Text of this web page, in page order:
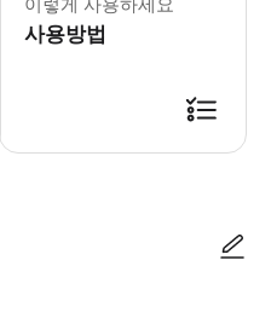
사용방법